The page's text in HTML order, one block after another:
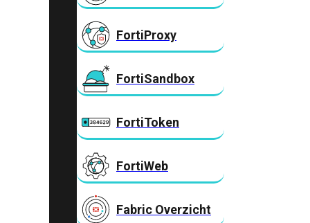
FortiProxy
FortiSandbox
FortiToken
FortiWeb
Fabric Overzicht